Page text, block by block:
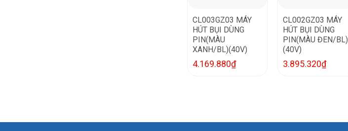
CL003GZ03 MÁY
HÚT BỤI DÙNG
PIN(MÀU
XANH/BL)(40V)
4.169.880₫
CL002GZ03 MÁY
HÚT BỤI DÙNG
PIN(MÀU ĐEN/BL)
(40V)
3.895.320₫